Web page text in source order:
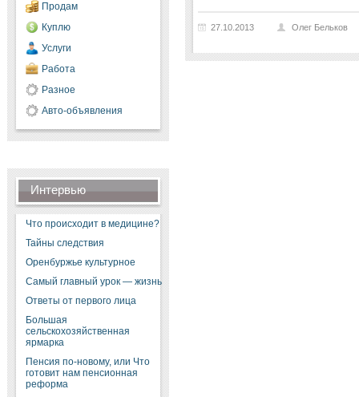
Продам
Куплю
Услуги
Работа
Разное
Авто-объявления
Интервью
Что происходит в медицине?
Тайны следствия
Оренбуржье культурное
Самый главный урок — жизнь
Ответы от первого лица
Большая
сельскохозяйственная
ярмарка
Пенсия по-новому, или Что
готовит нам пенсионная
реформа
27.10.2013 Олег Бельков